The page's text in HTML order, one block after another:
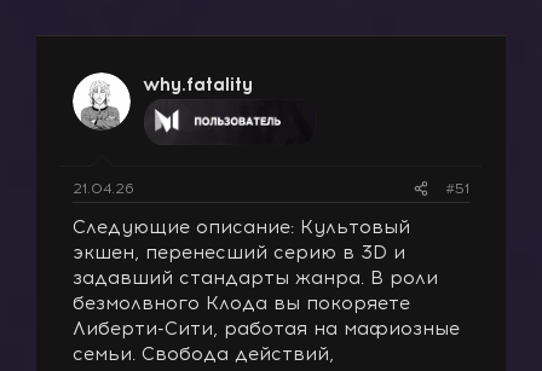
р
н
ч
а
л
why.fatality
21.04.26 #51
Следующие описание: Культовый
экшен, перенесший серию в 3D и
задавший стандарты жанра. В роли
безмолвного Клода вы покоряете
Либерти-Сити, работая на мафиозные
семьи. Свобода действий,